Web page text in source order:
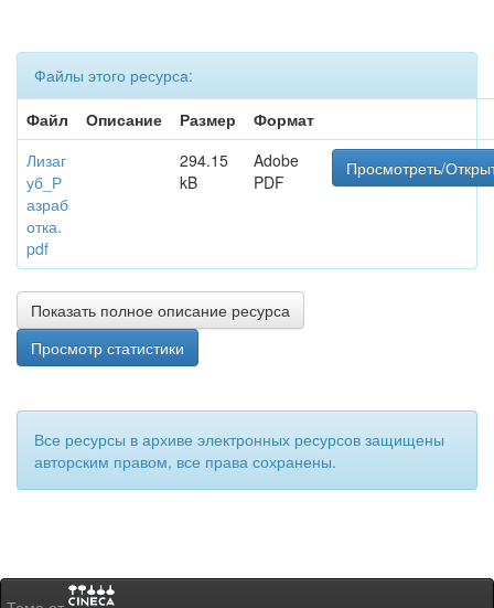
Файлы этого ресурса:
Файл
Описание Размер
Формат
Лизаг
уб_Р
азраб
отка.
pdf
294.15
kB
Adobe
PDF
Просмотреть/
Показать полное описание ресурса
Просмотр статистики
Все ресурсы в архиве электронных ресурсов защищены
авторским правом, все права сохранены.